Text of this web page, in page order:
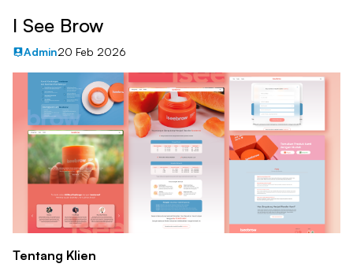
I See Brow
Admin20 Feb 2026
Tentang Klien